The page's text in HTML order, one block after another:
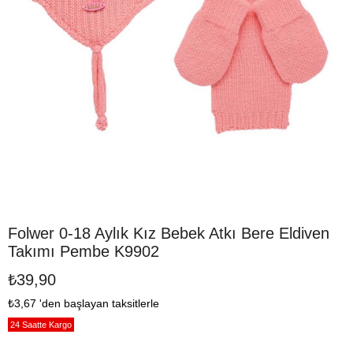
Folwer 0-18 Aylık Kız Bebek Atkı Bere Eldiven
Takımı Pembe K9902
₺39,90
₺3,67 'den başlayan taksitlerle
24 Saatte Kargo